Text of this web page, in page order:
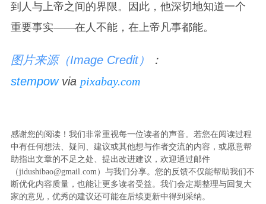
到人与上帝之间的界限。因此，他深切地知道一个
重要事实——在人不能，在上帝凡事都能。
图片来源（Image Credit）
：
stempowvia pixabay.com
感谢您的阅读！我们非常重视每一位读者的声音。若您在阅读过程
中有任何想法、疑问、建议或其他想与作者交流的内容，或愿意帮
助指出文章的不足之处、提出改进建议，欢迎通过邮件
（jidushibao@gmail.com）与我们分享。您的反馈不仅能帮助我们不
断优化内容质量，也能让更多读者受益。我们会定期整理与回复大
家的意见，优秀的建议还可能在后续更新中得到采纳。